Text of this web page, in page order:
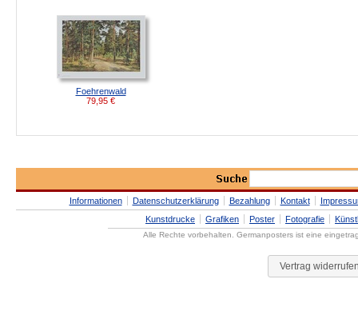
Foehrenwald
79,95 €
Informationen Datenschutzerklärung Bezahlung Kontakt
Kunstdrucke
Grafiken Poster Fotografie
Alle Rechte vorbehalten. Germanposters ist eine
Vertrag